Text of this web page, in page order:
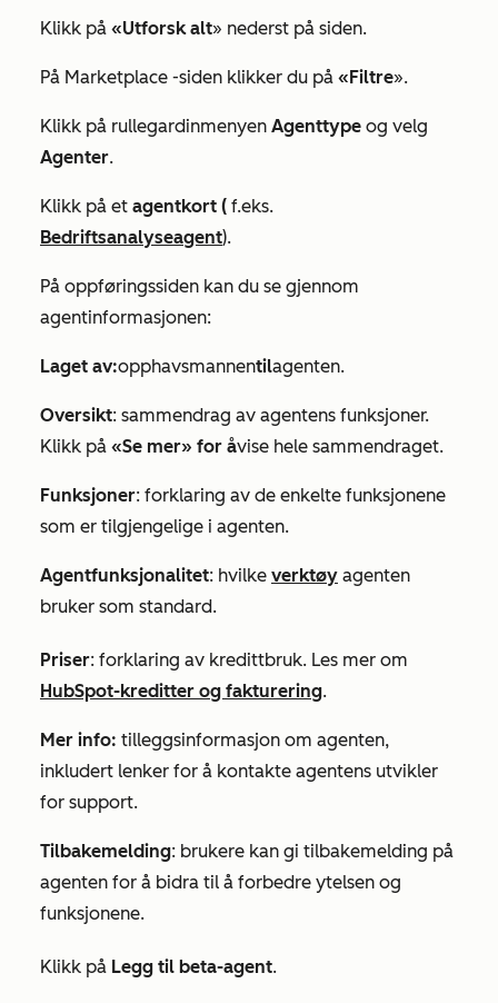
Klikk på «Utforsk alt» nederst på siden.
På Marketplace -siden klikker du på «Filtre».
Klikk på rullegardinmenyen Agenttype og velg
Agenter.
Klikk på et agentkort ( f.eks.
Bedriftsanalyseagent).
På oppføringssiden kan du se gjennom
agentinformasjonen:
Laget av:opphavsmannentilagenten.
Oversikt: sammendrag av agentens funksjoner.
Klikk på «Se mer» for åvise hele sammendraget.
Funksjoner: forklaring av de enkelte funksjonene
som er tilgjengelige i agenten.
Agentfunksjonalitet: hvilke verktøy agenten
bruker som standard.
Priser: forklaring av kredittbruk. Les mer om
HubSpot-kreditter og fakturering.
Mer info: tilleggsinformasjon om agenten,
inkludert lenker for å kontakte agentens utvikler
for support.
Tilbakemelding: brukere kan gi tilbakemelding på
agenten for å bidra til å forbedre ytelsen og
funksjonene.
Klikk på Legg til beta-agent.